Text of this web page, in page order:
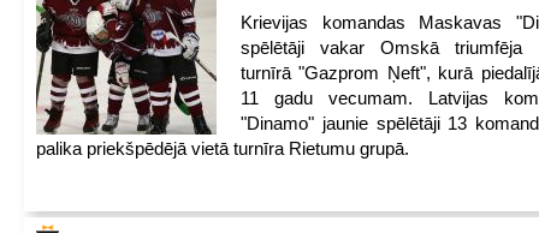
Krievijas komandas Maskavas
spēlētāji vakar Omskā triumfēja
turnīrā "Gazprom Ņeft", kurā
11 gadu vecumam. Latvijas
"Dinamo" jaunie spēlētāji 13
palika priekšpēdējā vietā turnīra Rietumu grupā.